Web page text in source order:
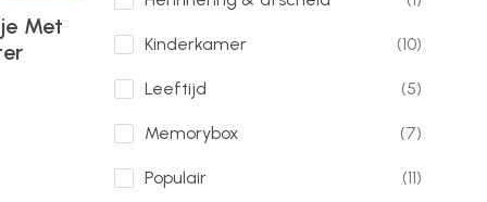
Met
Kinderkamer (10)
Leeftijd (5)
Memorybox (7)
Populair (11)